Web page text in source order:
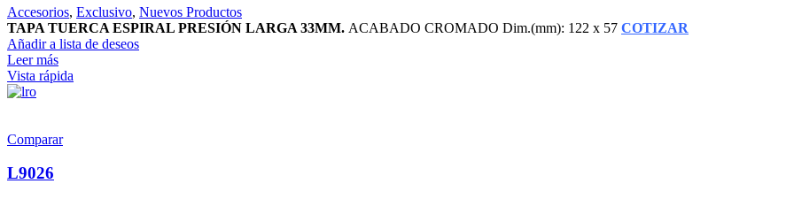
Accesorios, Exclusivo, Nuevos Productos
TAPA TUERCA ESPIRAL PRESIÓN LARGA 33MM. ACABADO CROMADO Dim.(mm): 122 x 57 COTIZAR
Añadir a lista de deseos
Leer más
Vista rápida
Comparar
L9026